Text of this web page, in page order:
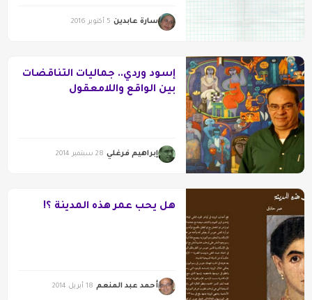
سارة عابدين 5 أكتوبر 2016
إسود وردي.. جماليات التناقضات
بين الواقع واللامعقول
إبراهيم فرغلي 28 سبتمبر 2014
هل يحب عمر هذه المدينة ؟!
أحمد عبد المنعم 18 أبريل 2014